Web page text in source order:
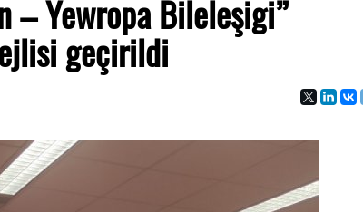
– Ýewropa Bileleşigi”
geçirildi